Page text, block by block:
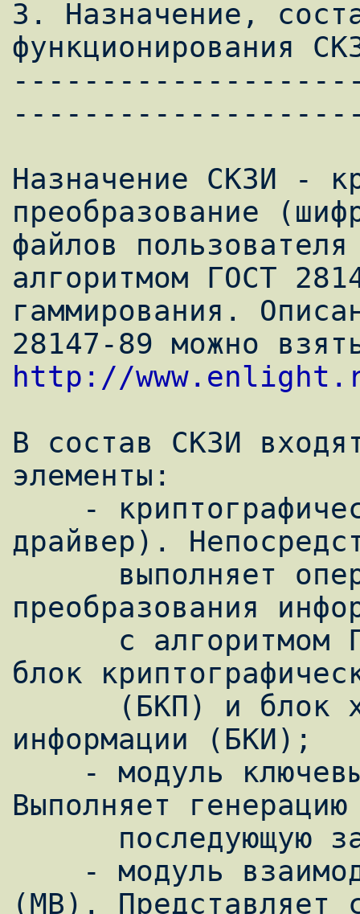
3. Назначение,
функционирования
Назначение СКЗИ -
преобразование
файлов
алгоритмом ГОСТ
гаммирования.
http://
В состав СКЗИ
элементы:
драйвер).
преобразования
блок
информации (БКИ);
Выполняет
(МВ). Представляет